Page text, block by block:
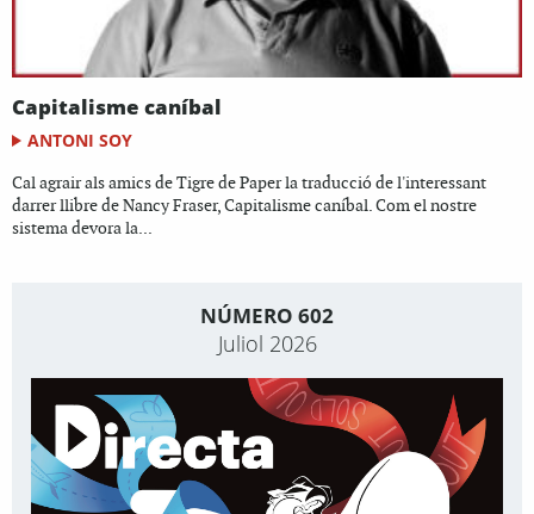
Capitalisme caníbal
ANTONI SOY
Cal agrair als amics de Tigre de Paper la traducció de l'interessant
darrer llibre de Nancy Fraser, Capitalisme caníbal. Com el nostre
sistema devora la...
NÚMERO 602
Juliol 2026